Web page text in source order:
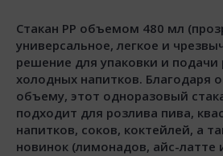
Стакан РР объемом 480 мл
универсальное, легкое и
решение для упаковки и подачи
холодных напитков. Благодаря
объему, этот одноразовый
подходит для розлива пива,
напитков, соков, коктейлей, а
новинок (лимонадов, айс-латте